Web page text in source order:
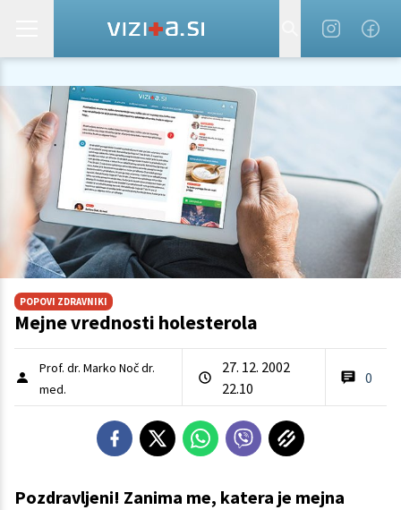
POPOVI ZDRAVNIKI
Mejne vrednosti holesterola
Prof. dr. Marko Noč dr.
med.
27. 12. 2002
22.10
0
Pozdravljeni! Zanima me, katera je mejna